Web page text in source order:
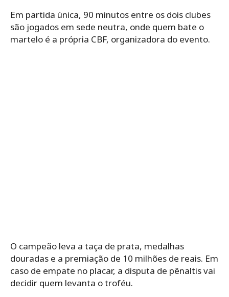
Em partida única, 90 minutos entre os dois clubes
são jogados em sede neutra, onde quem bate o
martelo é a própria CBF, organizadora do evento.
O campeão leva a taça de prata, medalhas
douradas e a premiação de 10 milhões de reais. Em
caso de empate no placar, a disputa de pênaltis vai
decidir quem levanta o troféu.